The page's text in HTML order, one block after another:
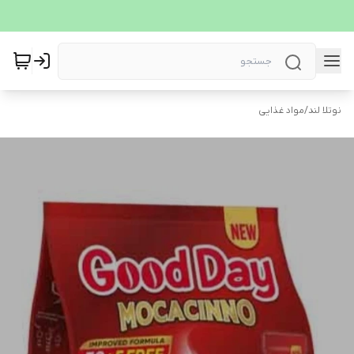
نوتلا لند/مواد غذایی